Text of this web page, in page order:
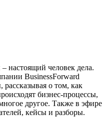
настоящий человек дела.
BusinessForward
о том, как
бизнес-процессы,
другое. Также в эфире
кейсы и разборы.